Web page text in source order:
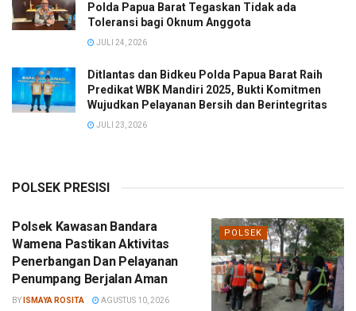
Polda Papua Barat Tegaskan Tidak ada
Toleransi bagi Oknum Anggota
JULI 24, 2026
Ditlantas dan Bidkeu Polda Papua Barat Raih
Predikat WBK Mandiri 2025, Bukti Komitmen
Wujudkan Pelayanan Bersih dan Berintegritas
JULI 23, 2026
POLSEK PRESISI
POLSEK
Polsek Kawasan Bandara
Wamena Pastikan Aktivitas
Penerbangan Dan Pelayanan
Penumpang Berjalan Aman
BY ISMAYA ROSITA AGUSTUS 10, 2026